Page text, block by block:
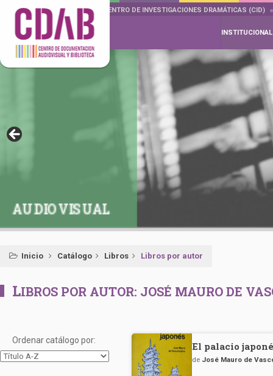
DOCUMENTA DRAMÁTICAS CENTRO DE INVESTIGACIONES DRAMÁTICAS (CID)
INSTITUCIONAL
AUDIOVISUAL
Inicio Catálogo Libros Libros por autor
LIBROS POR AUTOR: JOSÉ MAURO DE
Ordenar catálogo por: El palacio
de José Mauro de